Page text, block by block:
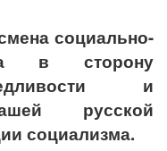
социально-
в сторону
и
русской
социализма.